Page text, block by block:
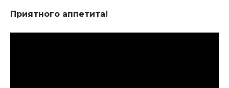
Приятного аппетита!